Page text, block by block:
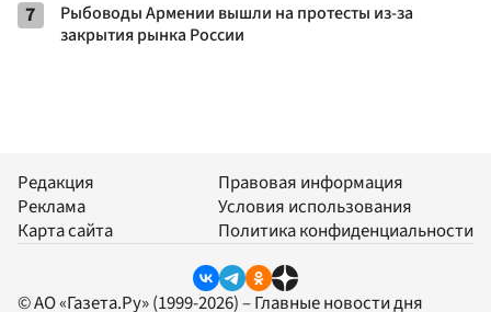
7
Рыбоводы Армении вышли на протесты из-за
закрытия рынка России
Редакция
Реклама
Карта сайта
Правовая информация
Условия использования
Политика конфиденциальности
© АО «Газета.Ру» (1999-2026) – Главные новости дня